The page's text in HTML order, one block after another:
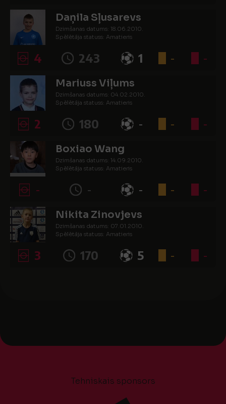
Daņila Sļusarevs
Dzimšanas datums: 18.06.2010.
Spēlētāja statuss: Amatieris
4 243 1 - -
Mariuss Viļums
Dzimšanas datums: 04.02.2010.
Spēlētāja statuss: Amatieris
2 180 - - -
Boxiao Wang
Dzimšanas datums: 14.09.2010.
Spēlētāja statuss: Amatieris
- - - - -
Nikita Zinovjevs
Dzimšanas datums: 07.01.2010.
Spēlētāja statuss: Amatieris
3 170 5 - -
Tehniskais sponsors